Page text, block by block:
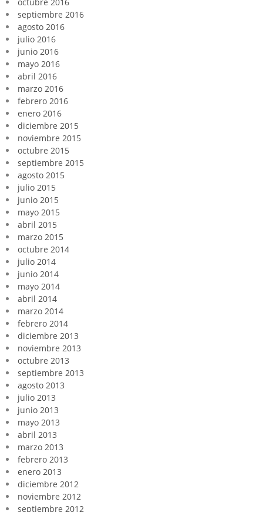
septiembre 2016
agosto 2016
julio 2016
junio 2016
mayo 2016
abril 2016
marzo 2016
febrero 2016
enero 2016
diciembre 2015
noviembre 2015
octubre 2015
septiembre 2015
agosto 2015
julio 2015
junio 2015
mayo 2015
abril 2015
marzo 2015
octubre 2014
julio 2014
junio 2014
mayo 2014
abril 2014
marzo 2014
febrero 2014
diciembre 2013
noviembre 2013
octubre 2013
septiembre 2013
agosto 2013
julio 2013
junio 2013
mayo 2013
abril 2013
marzo 2013
febrero 2013
enero 2013
diciembre 2012
noviembre 2012
septiembre 2012